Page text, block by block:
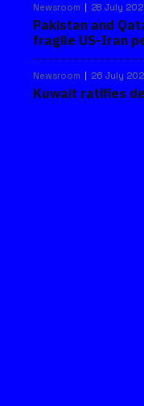
Newsroom 28 July
Pakistan and
fragile US-Iran
Newsroom 26 July
Kuwait ratifies